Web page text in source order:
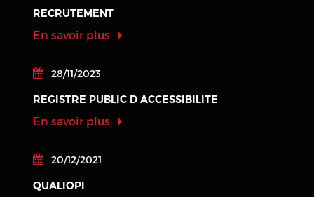
RECRUTEMENT
En savoir plus
28/11/2023
REGISTRE PUBLIC D ACCESSIBILITE
En savoir plus
20/12/2021
QUALIOPI